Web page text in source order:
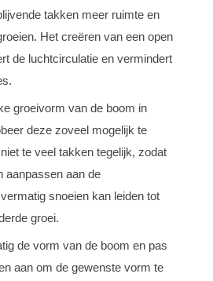
takken meer ruimte en
Het creëren van een open
de luchtcirculatie en vermindert
groeivorm van de boom in
deze zoveel mogelijk te
te veel takken tegelijk, zodat
aanpassen aan de
snoeien kan leiden tot
groei.
de vorm van de boom en pas
aan om de gewenste vorm te